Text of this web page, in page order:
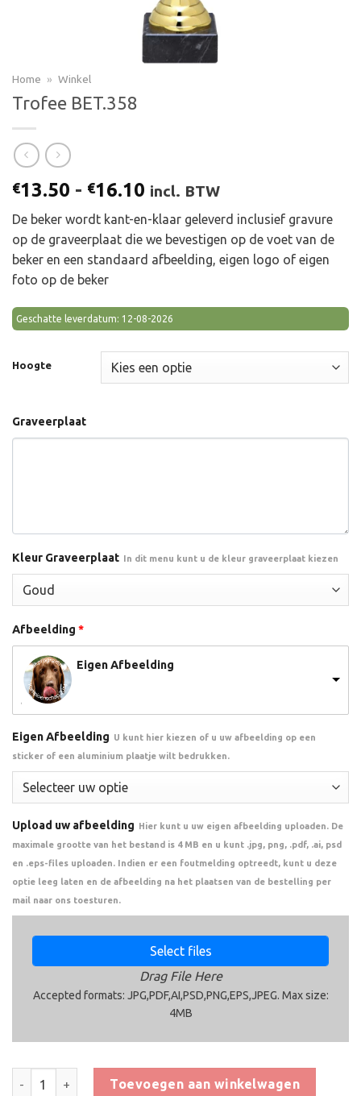
Home » Winkel
Trofee BET.358
€13.50 - €16.10 Prijsklasse:
€13.50
tot
€16.10
incl. BTW
De beker wordt kant-en-klaar geleverd inclusief gravure
op de graveerplaat die we bevestigen op de voet van de
beker en een standaard afbeelding, eigen logo of eigen
foto op de beker
Geschatte leverdatum: 12-08-2026
Hoogte
Graveerplaat
Kleur Graveerplaat In dit menu kunt u de kleur graveerplaat kiezen
Afbeelding *
Eigen Afbeelding
Eigen Afbeelding U kunt hier kiezen of u uw afbeelding op een
sticker of een aluminium plaatje wilt bedrukken.
Upload uw afbeelding
Hier kunt u uw eigen afbeelding uploaden. De
maximale grootte van het bestand is 4 MB en u kunt .jpg, png, .pdf, .ai, psd
en .eps-files uploaden. Indien er een foutmelding optreedt, kunt u deze
optie leeg laten en de afbeelding na het plaatsen van de bestelling per
mail naar ons toesturen.
Select files
Drag File Here
Accepted formats: JPG,PDF,AI,PSD,PNG,EPS,JPEG. Max size:
4MB
Trofee BET.358 aantal
Toevoegen aan winkelwagen